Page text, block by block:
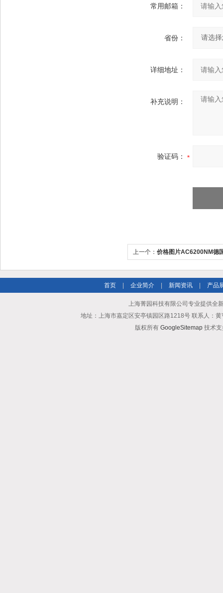
常用邮箱：
省份：
详细地址：
补充说明：
验证码：
上一个： 价格图片AC6200NM德
首页 企业简介 新闻资讯 产品
上海菁园科技有限公司专业提供全
地址：上海市嘉定区安亭镇园区路1218号 联系人：
版权所有 GoogleSitemap技术支